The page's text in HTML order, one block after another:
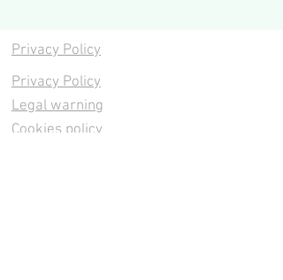
Privacy Policy
Privacy Policy
Legal warning
Cookies policy